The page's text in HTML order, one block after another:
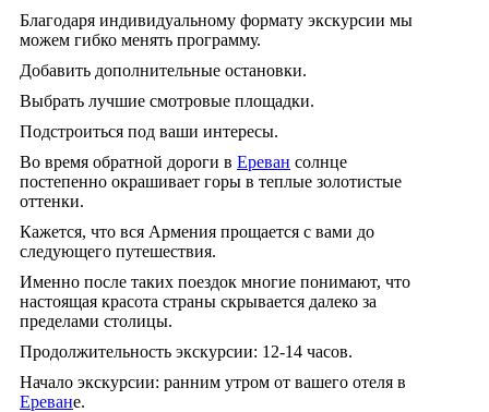
Благодаря индивидуальному формату экскурсии мы
можем гибко менять программу.
Добавить дополнительные остановки.
Выбрать лучшие смотровые площадки.
Подстроиться под ваши интересы.
Во время обратной дороги в Ереван солнце
постепенно окрашивает горы в теплые золотистые
оттенки.
Кажется, что вся Армения прощается с вами до
следующего путешествия.
Именно после таких поездок многие понимают, что
настоящая красота страны скрывается далеко за
пределами столицы.
Продолжительность экскурсии: 12-14 часов.
Начало экскурсии: ранним утром от вашего отеля в
Ереване.